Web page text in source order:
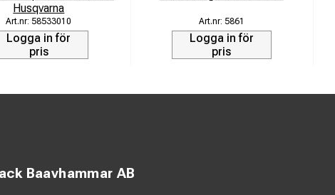
Husqvarna
58533010
Logga in för
pris
5861
Logga in för
pris
Baavhammar AB